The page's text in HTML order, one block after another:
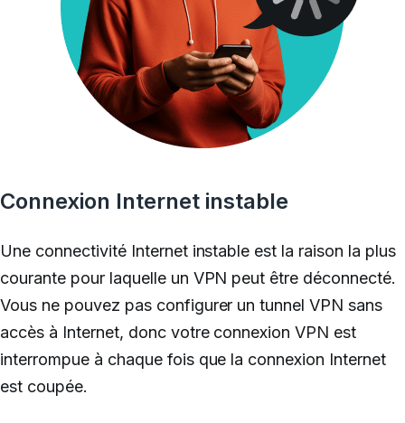
Connexion Internet instable
Une connectivité Internet instable est la raison la plus
courante pour laquelle un VPN peut être déconnecté.
Vous ne pouvez pas configurer un tunnel VPN sans
accès à Internet, donc votre connexion VPN est
interrompue à chaque fois que la connexion Internet
est coupée.